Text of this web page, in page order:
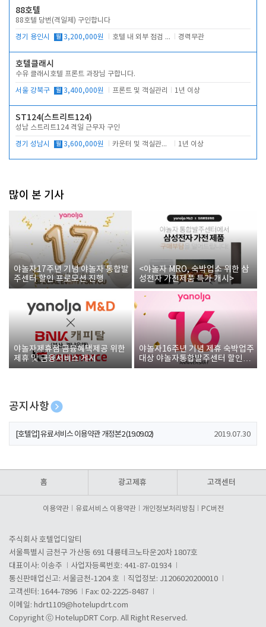
88호텔
88호텔 당번(격일제) 구인합니다
경기 용인시 월 3,200,000원 호텔 내 외부 점검 및 프런트 운영 경력무관
호텔클래시
수유 클래시호텔 프론트 과장님 구합니다.
서울 강북구 월 3,400,000원 프론트 및 객실관리 1년 이상
ST124(스트리트124)
성남 스트리트124 격일 근무자 구인
경기 성남시 월 3,600,000원 카운터 및 객실관리 전반 1년 이상
많이 본 기사
야놀자17주년 기념 야놀자 통합발
주센터 할인 프로모션 진행
<야놀자 MRO, 숙박업소 위한 삼
성전자 가전제품 특가 개시>
야놀자제휴점 금융혜택제공 위한
제휴 및 금융서비스 게시
야놀자16주년 기념 제휴 숙박업주
대상 야놀자통합발주센터 할인쿠
폰 증정
공지사항
[호텔업] 개인정보 처리방침 개정본1 (19.09.02)
[호텔업] 유료서비스 이용약관 개정본2 (19.09.02) 2019.07.30
홈 광고제휴 고객센터
이용약관 유료서비스 이용약관 개인정보처리방침 PC버전
주식회사 호텔업디알티
서울특별시 금천구 가산동 691 대륭테크노타운20차 1807호
대표이사: 이송주
사업자등록번호: 441-87-01934
통신판매업신고: 서울금천-1204 호
직업정보: J1206020200010
고객센터: 1644-7896
Fax: 02-2225-8487
이메일: hdrt1109@hotelupdrt.com
Copyright ⓒ HotelupDRT Corp. All Right Reserved.